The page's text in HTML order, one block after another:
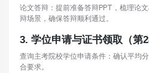
论文答辩：提前准备答辩PPT，梳理论
辩场景，确保答辩顺利通过。
3. 学位申请与证书领取（第
查询主考院校学位申请条件：确认平均
合要求。